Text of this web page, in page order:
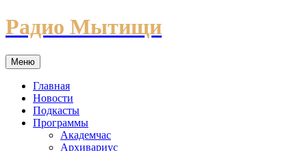
Перейти
к
Радио Мытищи
Меню
Главная
Новости
Подкасты
Программы
Академчас
Архивариус